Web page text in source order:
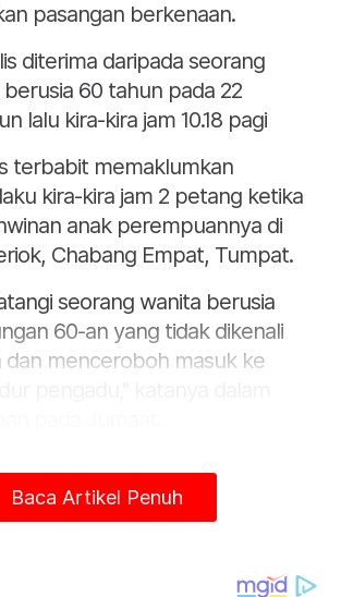
pasangan berkenaan.
diterima daripada seorang
60 tahun pada 22
lalu kira-kira jam 10.18 pagi
terbabit memaklumkan
kira-kira jam 2 petang ketika
anak perempuannya di
Chabang Empat, Tumpat.
seorang wanita berusia
60-an yang tidak dikenali
dan menceroboh masuk ke
Baca Artikel Penuh